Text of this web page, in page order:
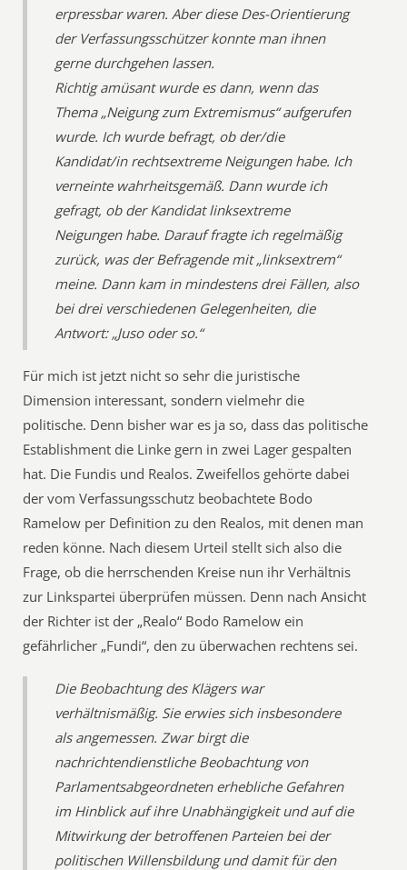
erpressbar waren. Aber diese Des-Orientierung
der Verfassungsschützer konnte man ihnen
gerne durchgehen lassen.
Richtig amüsant wurde es dann, wenn das
Thema „Neigung zum Extremismus“ aufgerufen
wurde. Ich wurde befragt, ob der/die
Kandidat/in rechtsextreme Neigungen habe. Ich
verneinte wahrheitsgemäß. Dann wurde ich
gefragt, ob der Kandidat linksextreme
Neigungen habe. Darauf fragte ich regelmäßig
zurück, was der Befragende mit „linksextrem“
meine. Dann kam in mindestens drei Fällen, also
bei drei verschiedenen Gelegenheiten, die
Antwort: „Juso oder so.“
Für mich ist jetzt nicht so sehr die juristische
Dimension interessant, sondern vielmehr die
politische. Denn bisher war es ja so, dass das politische
Establishment die Linke gern in zwei Lager gespalten
hat. Die Fundis und Realos. Zweifellos gehörte dabei
der vom Verfassungsschutz beobachtete Bodo
Ramelow per Definition zu den Realos, mit denen man
reden könne. Nach diesem Urteil stellt sich also die
Frage, ob die herrschenden Kreise nun ihr Verhältnis
zur Linkspartei überprüfen müssen. Denn nach Ansicht
der Richter ist der „Realo“ Bodo Ramelow ein
gefährlicher „Fundi“, den zu überwachen rechtens sei.
Die Beobachtung des Klägers war
verhältnismäßig. Sie erwies sich insbesondere
als angemessen. Zwar birgt die
nachrichtendienstliche Beobachtung von
Parlamentsabgeordneten erhebliche Gefahren
im Hinblick auf ihre Unabhängigkeit und auf die
Mitwirkung der betroffenen Parteien bei der
politischen Willensbildung und damit für den